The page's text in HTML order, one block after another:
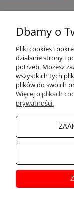
Dbamy o
Pliki cookies i
działanie strony i
potrzeb. Możesz
wszystkich tych
plików do swoich
Więcej o plikach
prywatności.